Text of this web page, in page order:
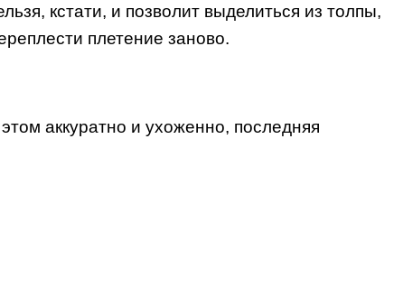
кстати, и позволит выделиться из толпы,
плетение заново.
аккуратно и ухоженно, последняя